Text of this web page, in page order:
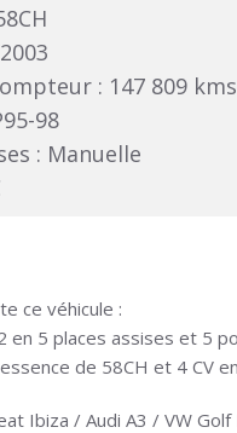
: 147 809 kms
98
: Manuelle
ce véhicule :
en 5 places assises et 5
de 58CH et 4 CV
Ibiza / Audi A3 / VW